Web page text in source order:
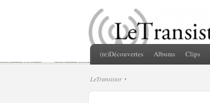
(re)Découvertes Albums Clips
LeTransistor